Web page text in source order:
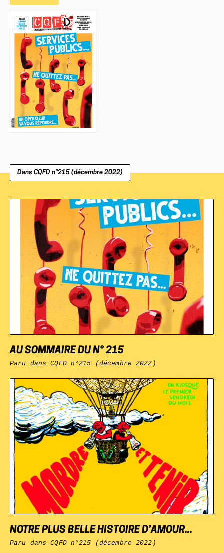
Dans CQFD n°215 (décembre 2022)
NOTRE PLUS BELLE HISTOIRE D’AMOUR...
Paru dansCQFDn°215 (décembre 2022)
AU SOMMAIRE DU N° 215
Paru dansCQFDn°215 (décembre 2022)